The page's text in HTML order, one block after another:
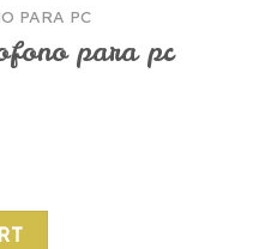
PARA PC
para pc
pc quantity